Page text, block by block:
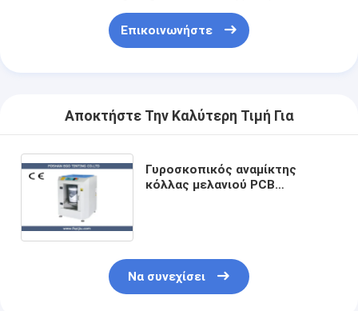
Επικοινωνήστε
Αποκτήστε Την Καλύτερη Τιμή Για
Γυροσκοπικός αναμίκτης
κόλλας μελανιού PCB
Να συνεχίσει